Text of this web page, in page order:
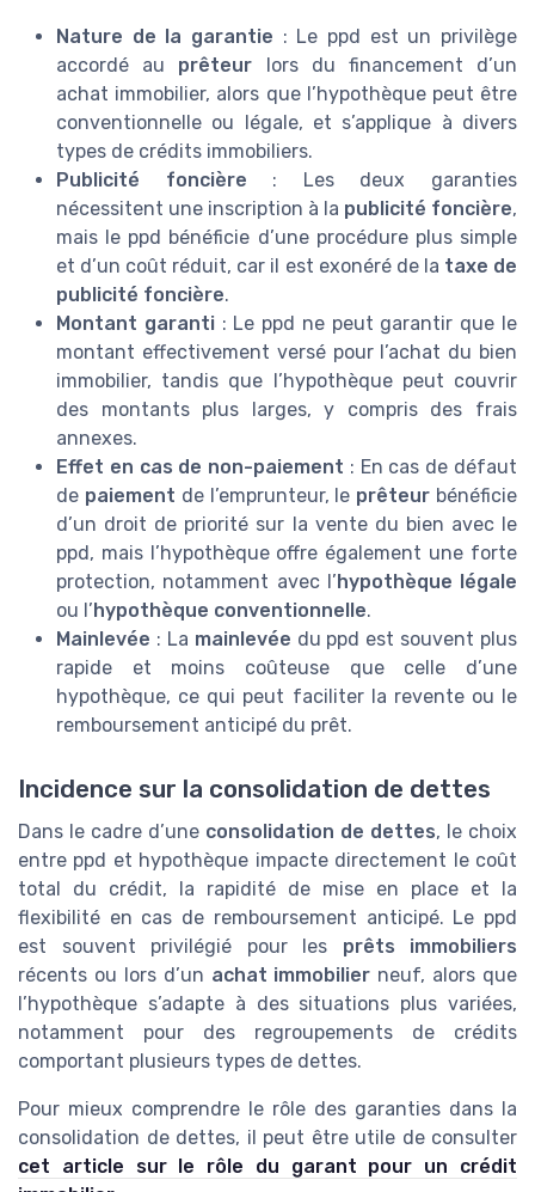
Nature de la garantie : Le ppd est un privilège
accordé au prêteur lors du financement d’un
achat immobilier, alors que l’hypothèque peut être
conventionnelle ou légale, et s’applique à divers
types de crédits immobiliers.
Publicité foncière : Les deux garanties
nécessitent une inscription à la publicité foncière,
mais le ppd bénéficie d’une procédure plus simple
et d’un coût réduit, car il est exonéré de la taxe de
publicité foncière.
Montant garanti: Le ppd ne peut garantir que le
montant effectivement versé pour l’achat du bien
immobilier, tandis que l’hypothèque peut couvrir
des montants plus larges, y compris des frais
annexes.
Effet en cas de non-paiement : En cas de défaut
de paiement de l’emprunteur, le prêteur bénéficie
d’un droit de priorité sur la vente du bien avec le
ppd, mais l’hypothèque offre également une forte
protection, notamment avec l’hypothèque légale
ou l’hypothèque conventionnelle.
Mainlevée : La mainlevée du ppd est souvent plus
rapide et moins coûteuse que celle d’une
hypothèque, ce qui peut faciliter la revente ou le
remboursement anticipé du prêt.
Incidence sur la consolidation de dettes
Dans le cadre d’une consolidation de dettes, le choix
entre ppd et hypothèque impacte directement le coût
total du crédit, la rapidité de mise en place et la
flexibilité en cas de remboursement anticipé. Le ppd
est souvent privilégié pour les prêts immobiliers
récents ou lors d’un achat immobilier neuf, alors que
l’hypothèque s’adapte à des situations plus variées,
notamment pour des regroupements de crédits
comportant plusieurs types de dettes.
Pour mieux comprendre le rôle des garanties dans la
consolidation de dettes, il peut être utile de consulter
cet article sur le rôle du garant pour un crédit